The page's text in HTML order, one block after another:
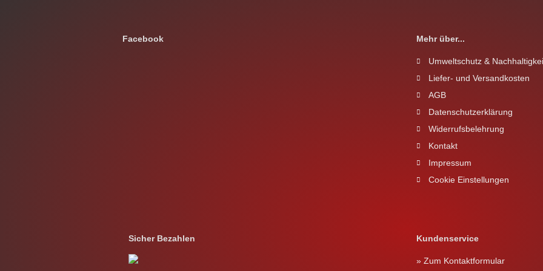
Facebook Mehr über...
Umweltschutz &
Liefer- und Versandkosten
AGB
Datenschutzerklärung
Widerrufsbelehrung
Kontakt
Impressum
Cookie Einstellungen
Sicher Bezahlen Kundenservice
» Zum Kontaktformular